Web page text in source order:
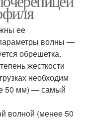
ее
волны —
обрешетка.
жесткости
необходим
50 мм) — самый
волной (менее 50